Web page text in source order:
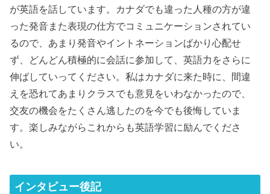
が英語を話しています。カナダでも違った人種の方が違
った発音また表現の仕方でコミュニケーションされてい
るので、あまり発音やイントネーションばかり心配せ
ず、どんどん積極的に会話に参加して、英語力をさらに
伸ばしていってください。私はカナダに来た時に、間違
えを恐れてあまりクラスでも意見をいわなかったので、
交友の機会をたくさん逃したのを今でも後悔していま
す。楽しみながらこれからも英語学習に励んでくださ
い。
インタビュー後記